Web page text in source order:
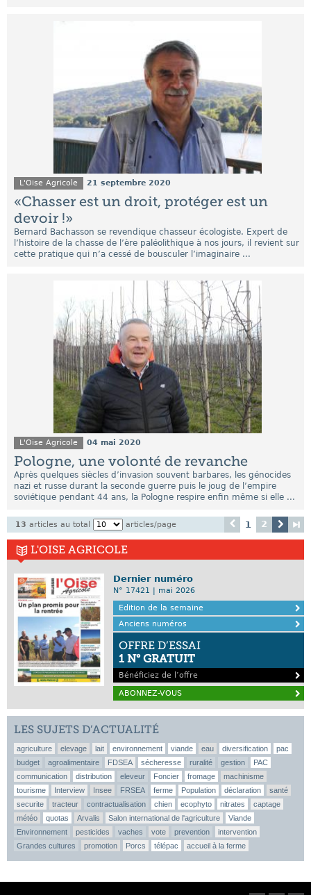
L'Oise Agricole 21 septembre 2020
«Chasser est un droit, protéger est un
devoir !»
Bernard Bachasson se revendique chasseur écologiste. Expert de
l’histoire de la chasse de l’ère paléolithique à nos jours, il revient sur
cette pratique qui n’a cessé de bousculer l’imaginaire ...
L'Oise Agricole 04 mai 2020
Pologne, une volonté de revanche
Après quelques siècles d’invasion souvent barbares, les génocides
nazi et russe durant la seconde guerre puis le joug de l’empire
soviétique pendant 44 ans, la Pologne respire enfin même si elle ...
1 2
13 articles au total articles/page
L'OISE AGRICOLE
Dernier numéro
N° 17421 | mai 2026
Edition de la semaine
Anciens numéros
OFFRE D’ESSAI
1 N° GRATUIT
Bénéficiez de l’offre
ABONNEZ-VOUS
LES SUJETS D’ACTUALITÉ
agriculture elevage lait environnement viande eau diversification
pac
budget
agroalimentaire FDSEA sécheresse ruralité gestion
PAC
communication
distribution eleveur Foncier fromage
machinisme
tourisme
Interview Insee FRSEA ferme Population déclaration
santé
securite
tracteur contractualisation chien ecophyto nitrates
captage
météo
quotas Arvalis Salon international de l'agriculture
Viande
Environnement
pesticides vaches vote prevention
intervention
Grandes cultures
promotion Porcs télépac accueil à la ferme